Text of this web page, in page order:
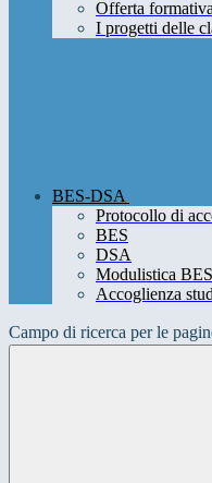
Offerta formativa
I progetti delle
BES-DSA
Protocollo di
BES
DSA
Modulistica
Accoglienza
Campo di ricerca per le